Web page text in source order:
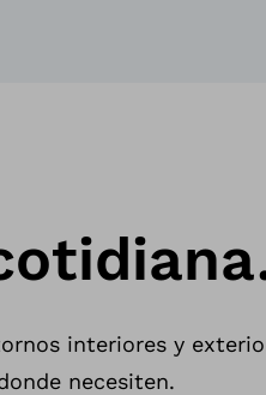
interiores y
necesiten.